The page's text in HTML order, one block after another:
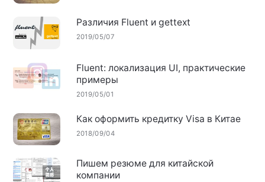
Различия Fluent и gettext
2019/05/07
Fluent: локализация UI, практические
примеры
2019/05/01
Как оформить кредитку Visa в Китае
2018/09/04
Пишем резюме для китайской
компании